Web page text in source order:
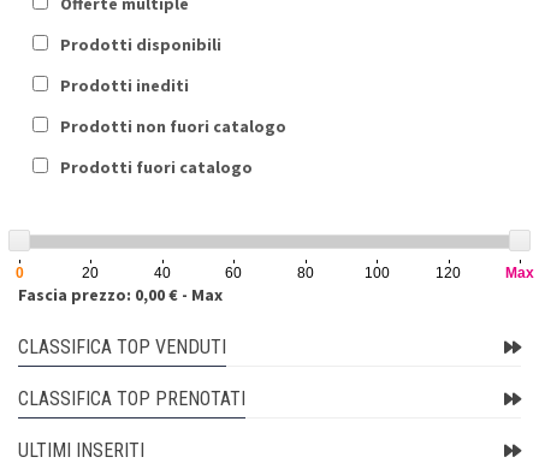
Prodotti disponibili
Prodotti inediti
Prodotti non fuori catalogo
Prodotti fuori catalogo
0 20 40 60 80 100 120 Max
Fascia prezzo: 0,00 € - Max
CLASSIFICA TOP VENDUTI
CLASSIFICA TOP PRENOTATI
ULTIMI INSERITI